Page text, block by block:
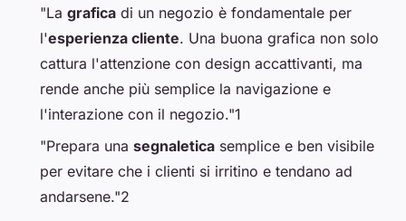
"La grafica di un negozio è fondamentale per
l'esperienza cliente. Una buona grafica non solo
cattura l'attenzione con design accattivanti, ma
rende anche più semplice la navigazione e
l'interazione con il negozio."1
"Prepara una segnaletica semplice e ben visibile
per evitare che i clienti si irritino e tendano ad
andarsene."2